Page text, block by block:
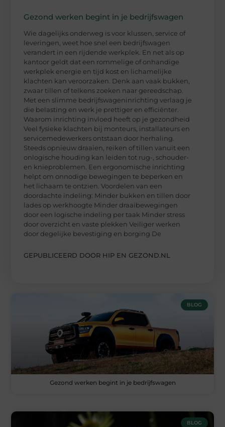
Gezond werken begint in je bedrijfswagen
Wie dagelijks onderweg is voor klussen, service of
leveringen, weet hoe snel een bedrijfswagen
verandert in een rijdende werkplek. En net als op
kantoor geldt dat een rommelige of onhandige
werkplek energie en tijd kost en lichamelijke
klachten kan veroorzaken. Denk aan vaak bukken,
zwaar tillen of telkens zoeken naar gereedschap.
Met een slimme bedrijfswageninrichting verlaag je
die belasting en werk je prettiger en efficiënter.
Waarom inrichting invloed heeft op je gezondheid
Veel fysieke klachten bij monteurs, installateurs en
servicemedewerkers ontstaan door herhaling.
Steeds opnieuw draaien, reiken of tillen vanuit een
onlogische houding kan leiden tot rug-, schouder-
en knieproblemen. Een ergonomische inrichting
helpt om onnodige bewegingen te beperken en
het lichaam te ontzien. Voordelen van een
doordachte indeling: Minder bukken en tillen door
lades op werkhoogte Minder draaibewegingen
door een logische indeling per taak Minder stress
door overzicht en vaste plekken Veiliger werken
door degelijke bevestiging en borging De
GEPUBLICEERD DOOR HIP EN GEZOND.NL
BLOG
Gezond werken begint in je bedrijfswagen
BLOG